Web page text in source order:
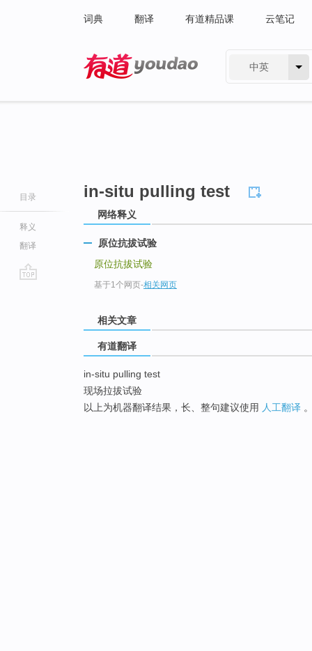
词典 翻译 有道精品课 云笔记
中英
目录
释义
翻译
in-situ pulling test
网络释义
原位抗拔试验
原位抗拔试验
基于1个网页-相关网页
相关文章
有道翻译
in-situ pulling test
现场拉拔试验
以上为机器翻译结果，长、整句建议使用 人工翻译